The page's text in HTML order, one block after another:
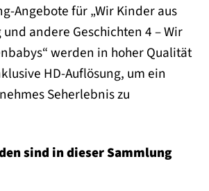
Angebote für „Wir Kinder aus
andere Geschichten 4 – Wir
werden in hoher Qualität
HD-Auflösung, um ein
Seherlebnis zu
sind in dieser Sammlung